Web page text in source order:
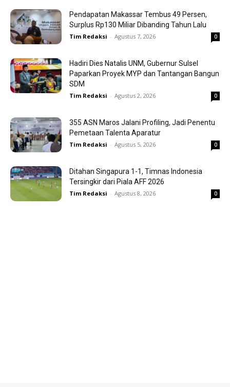
Pendapatan Makassar Tembus 49 Persen,
Surplus Rp130 Miliar Dibanding Tahun Lalu
Tim Redaksi - Agustus 7, 2026 0
Hadiri Dies Natalis UNM, Gubernur Sulsel
Paparkan Proyek MYP dan Tantangan Bangun
SDM
Tim Redaksi - Agustus 2, 2026 0
355 ASN Maros Jalani Profiling, Jadi Penentu
Pemetaan Talenta Aparatur
Tim Redaksi - Agustus 5, 2026 0
Ditahan Singapura 1-1, Timnas Indonesia
Tersingkir dari Piala AFF 2026
Tim Redaksi - Agustus 8, 2026 0